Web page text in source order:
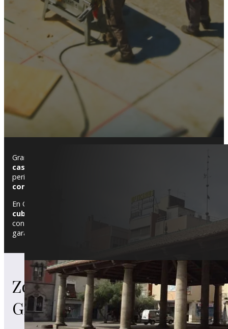
Granollers es una ciudad con una combinación equilibrada entre
casas modernistas que bordean el centro
periferia, urbanizaciones como El Lledoner o Sant Miquel
constante renovación
. Esta diversidad urbanística requiere
En Granollers, ofrecemos
cubiertas y tejados
, esenciales para la conservación de los
construcciones antiguas. Si necesitas mejorar o proteger tu
garantía.
Zonas de
Granollers
Estas son algunas de las zonas de
de Reparación de Cubiertas y tejados
todas las zonas de Granollers